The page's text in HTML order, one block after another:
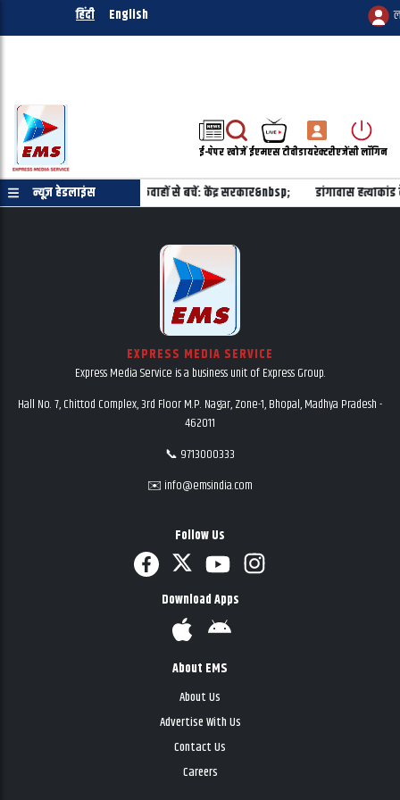
हिंदी English
ई-पेपरखोजेंईएमएस टीवीडायरेक्टरीएजेंसी लॉगिन
न्यूज़ हेडलाइंस
का कोई प्रस्ताव नहीं, अफवाहों से बचें: केंद्र सरकार&nbsp; डांगावास
EXPRESS MEDIA SERVICE
Express Media Service is a business unit of Express Group.
Hall No. 7, Chittod Complex, 3rd Floor M.P. Nagar, Zone-1, Bhopal, Madhya Pradesh -
462011
📞 9713000333
✉️ info@emsindia.com
Follow Us
Download Apps
About EMS
About Us
Advertise With Us
Contact Us
Careers